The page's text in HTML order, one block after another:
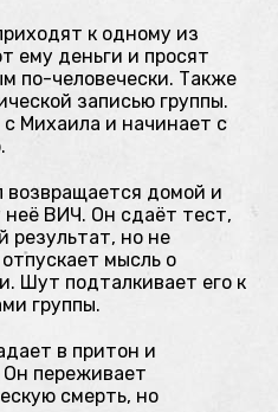
к одному из
ему деньги и просят
по-человечески. Также
записью группы.
Михаила и начинает с
возвращается домой и
ВИЧ. Он сдаёт тест,
результат, но не
мысль о
Шут подталкивает его к
группы.
в притон и
Он переживает
смерть, но